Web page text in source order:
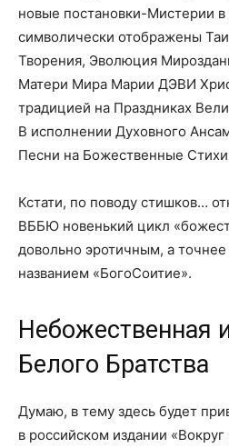
новые постановки-Мистерии
символически отображены
Творения, Эволюция
Матери Мира Марии ДЭВИ
традицией на Праздниках
В исполнении Духовного
Песни на Божественные
Кстати, по поводу стишков…
ВББЮ новенький цикл
довольно эротичным, а
названием «БогоСоитие».
Небожественная
Белого Братства
Думаю, в тему здесь будет
в российском издании «Вокруг